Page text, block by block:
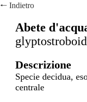
🠐 Indietro
Abete
Descrizione
Specie decidua,
centrale